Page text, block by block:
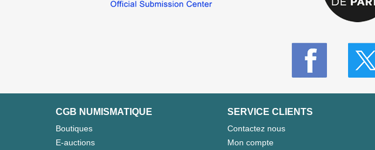
CGB NUMISMATIQUE
Boutiques
E-auctions
SERVICE CLIENTS
Contactez nous
Mon compte